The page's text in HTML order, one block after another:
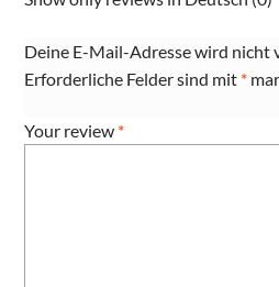
Deine E-Mail-Adresse wird nicht
Erforderliche Felder sind mit *
Your review *